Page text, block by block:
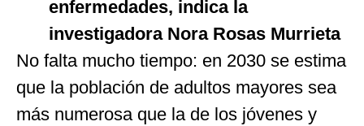
enfermedades, indica la
investigadora Nora Rosas Murrieta
No falta mucho tiempo: en 2030 se estima
que la población de adultos mayores sea
más numerosa que la de los jóvenes y